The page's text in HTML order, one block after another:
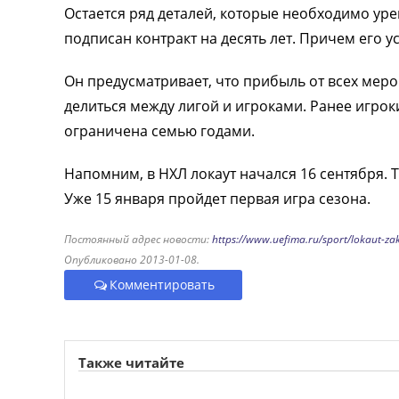
Остается ряд деталей, которые необходимо
подписан контракт на десять лет. Причем его
Он предусматривает, что прибыль от всех
делиться между лигой и игроками. Ранее
ограничена семью годами.
Напомним, в НХЛ локаут начался 16 сентября.
Уже 15 января пройдет первая игра сезона.
Постоянный адрес новости:https://www.uefima.ru/sport/lokaut-
Опубликовано 2013-01-08.
Комментировать
Также читайте